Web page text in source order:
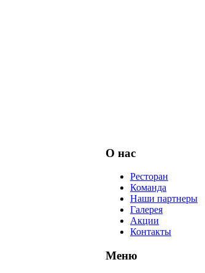
О нас
Ресторан
Команда
Наши партнеры
Галерея
Акции
Контакты
Меню